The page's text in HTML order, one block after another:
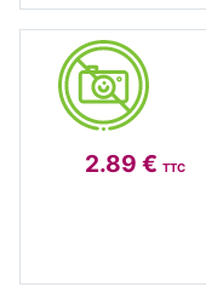
2.89 € TTC